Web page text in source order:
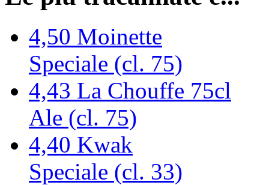
4,50 Moinette
Speciale (cl. 75)
4,43 La Chouffe 75cl
Ale (cl. 75)
4,40 Kwak
Speciale (cl. 33)